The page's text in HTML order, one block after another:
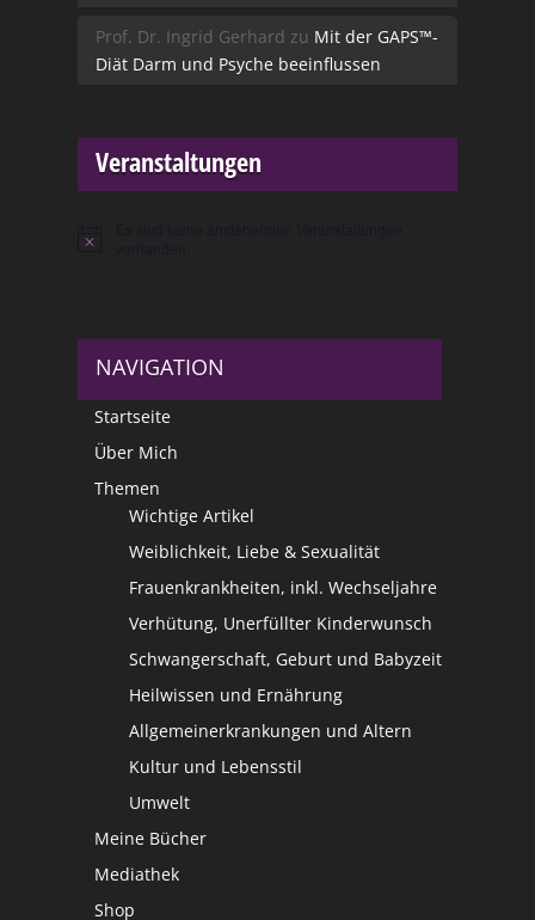
Prof. Dr. Ingrid Gerhard zu Mit der GAPS™-
Diät Darm und Psyche beeinflussen
Veranstaltungen
Hinweis
NAVIGATION
Startseite
Über Mich
Themen
Wichtige Artikel
Weiblichkeit, Liebe & Sexualität
Frauenkrankheiten, inkl. Wechseljahre
Verhütung, Unerfüllter Kinderwunsch
Schwangerschaft, Geburt und Babyzeit
Heilwissen und Ernährung
Allgemeinerkrankungen und Altern
Kultur und Lebensstil
Umwelt
Meine Bücher
Mediathek
Shop